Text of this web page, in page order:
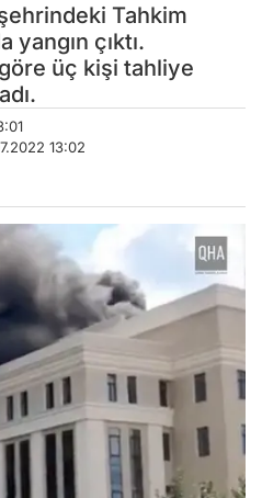
Tahkim
yangın çıktı.
üç kişi tahliye
13:02